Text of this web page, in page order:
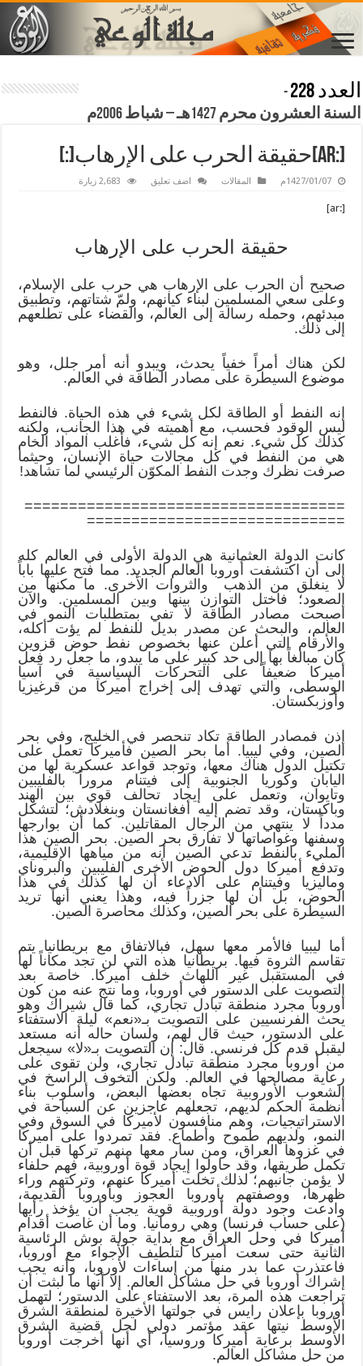
العدد 228
-
السنة العشرون محرم 1427هـ – شباط 2006م
[:ar]حقيقة الحرب على الإرهاب[:]
1427/01/07م المقالات اضف تعليق 2,683 زيارة
[:ar]
حقيقة الحرب على الإرهاب
صحيح أن الحرب على الإرهاب هي حرب على الإسلام،
وعلى سعي المسلمين لبناء كيانهم، ولمّ شتاتهم، وتطبيق
مبدئهم، وحمله رسالة إلى العالم، والقضاء على تطلعهم
إلى ذلك.
لكن هناك أمراً خفياً يحدث، ويبدو أنه أمر جلل، وهو
موضوع السيطرة على مصادر الطاقة في العالم.
إنه النفط أو الطاقة لكل شيء في هذه الحياة. فالنفط
ليس الوقود فحسب، مع أهميته في هذا الجانب، ولكنه
كذلك كل شيء. نعم إنه كل شيء، فأغلب المواد الخام
هي من النفط في كل مجالات حياة الإنسان، وحيثما
صرفت نظرك وجدت النفط المكوّن الرئيسي لما تشاهد!
====================================
=============================
كانت الدولة العثمانية هي الدولة الأولى في العالم كله
إلى أن اكتشفت أوروبا العالم الجديد. مما فتح عليها باباً
لا ينغلق من الذهب والثروات الأخرى. ما مكنها من
الصعود؛ فاختل التوازن بينها وبين المسلمين. والآن
أصبحت مصادر الطاقة لا تفي بمتطلبات النمو في
العالم، والبحث عن مصدر بديل للنفط لم يؤت أكله،
والأرقام التي أعلن عنها بخصوص نفط حوض قزوين
كان مبالغاً بها إلى حد كبير على ما يبدو، ما جعل رد فعل
أميركا ضعيفاً على التحركات السياسية في آسيا
الوسطى، والتي تهدف إلى إخراج أميركا من قرغيزيا
وأوزبكستان.
إذن فمصادر الطاقة تكاد تنحصر في الخليج، وفي بحر
الصين، وفي ليبيا. أما بحر الصين فأميركا تعمل على
تكتيل الدول هناك معها، وتوجد قواعد عسكرية لها من
اليابان وكوريا الجنوبية إلى فيتنام مروراً بالفليبين
وتايوان، وتعمل على إيجاد تحالف قوي بين الهند
وباكستان، وقد تضم إليه أفغانستان وبنغلادش؛ لتشكل
مدداً لا ينتهي من الرجال المقاتلين. كما أن بوارجها
وسفنها وغواصاتها لا تفارق بحر الصين. بحر الصين هذا
المليء بالنفط تدعي الصين أنه من مياهها الإقليمية،
وتدفع أميركا دول الحوض الأخرى الفليبين والبروناي
وماليزيا وفيتنام على الادعاء أن لها كذلك في هذا
الحوض، بل أن لها جزراً فيه، وهذا يعني أنها تريد
السيطرة على بحر الصين، وكذلك محاصرة الصين.
أما ليبيا فالأمر معها سهل، فبالاتفاق مع بريطانيا يتم
تقاسم الثروة فيها. بريطانيا هذه التي لن تجد مكاناً لها
في المستقبل غير اللهاث خلف أميركا. خاصة بعد
التصويت على الدستور في أوروبا، وما نتج عنه من كون
أوروبا مجرد منطقة تبادل تجاري، كما قال شيراك وهو
يحث الفرنسيين على التصويت بـ«نعم» ليلة الاستفتاء
على الدستور، حيث قال لهم، ولسان حاله أنه مستعد
ليقبل قدم كل فرنسي. قال: إن التصويت بـ«لا» سيجعل
من أوروبا مجرد منطقة تبادل تجاري، ولن تقوى على
رعاية مصالحها في العالم. ولكن التخوف الراسخ في
الشعوب الأوروبية تجاه بعضها البعض، وأسلوب بناء
أنظمة الحكم لديهم، تجعلهم عاجزين عن السباحة في
الاستراتيجيات، وهم منافسون لأميركا في السوق وفي
النمو، ولديهم طموح وأطماع. فقد تمردوا على أميركا
في غزوها العراق، ومن سار معها منهم تركها قبل أن
تكمل طريقها، وقد حاولوا إيجاد قوة أوروبية، فهم حلفاء
لا يؤمن جانبهم؛ لذلك تخلت أميركا عنهم، وتركتهم وراء
ظهرها، ووصفتهم بأوروبا العجوز وبأوروبا القديمة،
وادعت وجود دولة أوروبية قوية يجب أن يؤخذ رأيها
(على حساب فرنسا) وهي رومانيا. وما أن غاصت أقدام
أميركا في وحل العراق مع بداية جولة بوش الرئاسية
الثانية حتى سعت أميركا لتلطيف الأجواء مع أوروبا،
فاعتذرت عما بدر منها من إساءات لأوروبا، وأنه يجب
إشراك أوروبا في حل مشاكل العالم. إلا أنها ما لبثت أن
تراجعت هذه المرة، بعد الاستفتاء على الدستور؛ لتهمل
أوروبا بإعلان رايس في جولتها الأخيرة لمنطقة الشرق
الأوسط نيتها عقد مؤتمر دولي لحل قضية الشرق
الأوسط برعاية أميركا وروسيا، أي أنها أخرجت أوروبا
من حل مشاكل العالم.